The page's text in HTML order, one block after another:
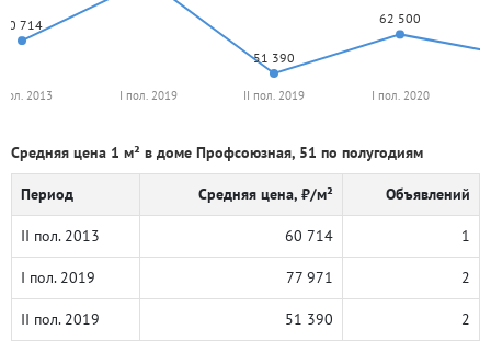
60 714
51 390
62 500
2013 I пол. 2019 II пол. 2019 I пол. 2020
Средняя цена 1 м² в доме Профсоюзная, 51 по полугодиям
Период Средняя цена, ₽/м² Объявлений
II пол. 2013 60 714 1
I пол. 2019 77 971 2
II пол. 2019 51 390 2